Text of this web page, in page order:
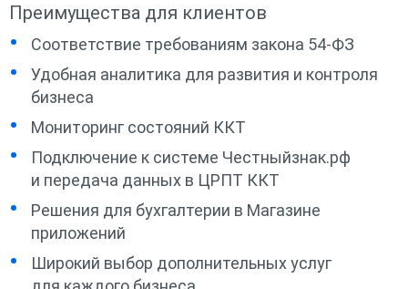
Преимущества для клиентов
Соответствие требованиям закона 54-ФЗ
Удобная аналитика для развития и контроля
бизнеса
Мониторинг состояний ККТ
Подключение к системе Честныйзнак.рф
и передача данных в ЦРПТ ККТ
Решения для бухгалтерии в Магазине
приложений
Широкий выбор дополнительных услуг